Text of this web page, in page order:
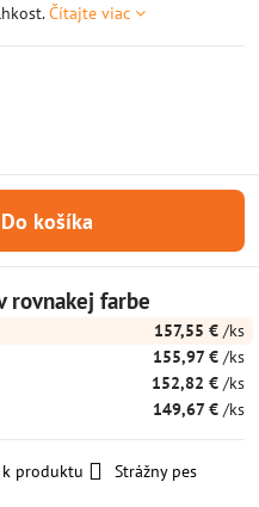
Čítajte viac
Do košíka
rovnakej farbe
157,55 € /ks
155,97 € /ks
152,82 € /ks
149,67 € /ks
k produktu
Strážny pes